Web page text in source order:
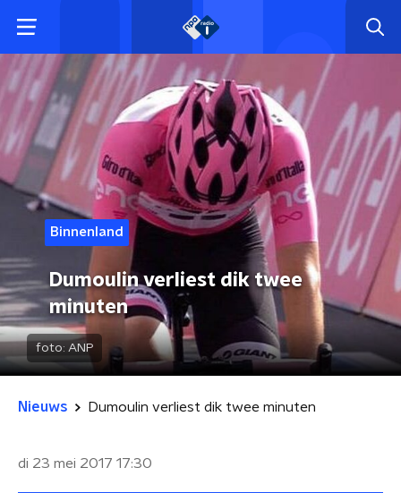
Binnenland
Dumoulin verliest dik twee
minuten
foto: ANP
Nieuws Dumoulin verliest dik twee minuten
di 23 mei 2017 17:30